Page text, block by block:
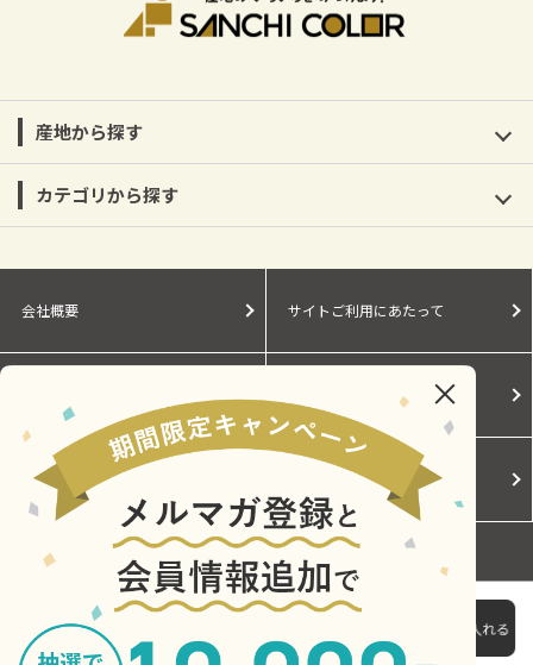
産地から探す
カテゴリから探す
会社概要 サイトご利用にあたって
Cookieポリシー ご利用規約
お問い合わせ
Copyright © Central Japan Railway Company. All Rights Reserved.
【送料込み】【福岡県】博多華味鶏 華からっと詰合せ ※
冷凍配送
4,860円 （税込）